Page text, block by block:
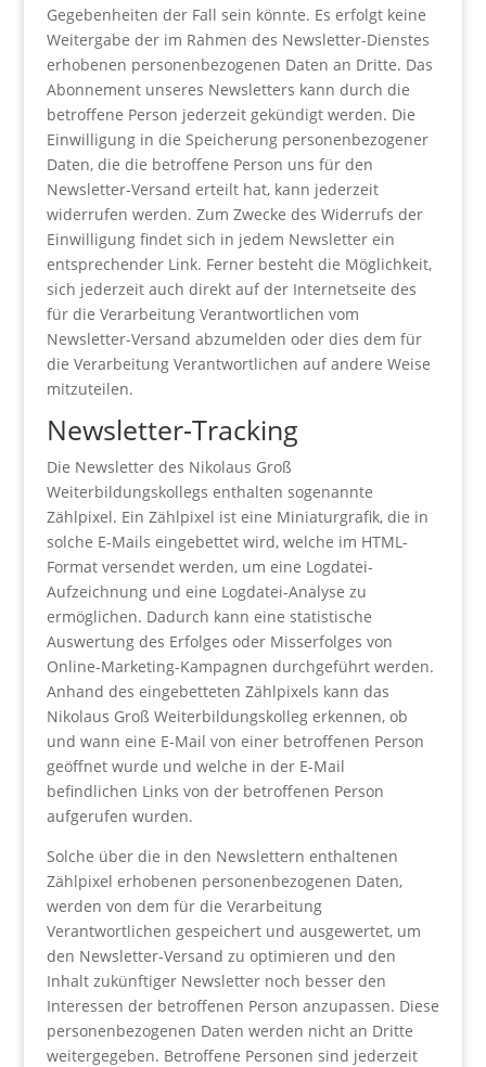
Gegebenheiten der Fall sein könnte. Es erfolgt keine
Weitergabe der im Rahmen des Newsletter-Dienstes
erhobenen personenbezogenen Daten an Dritte. Das
Abonnement unseres Newsletters kann durch die
betroffene Person jederzeit gekündigt werden. Die
Einwilligung in die Speicherung personenbezogener
Daten, die die betroffene Person uns für den
Newsletter-Versand erteilt hat, kann jederzeit
widerrufen werden. Zum Zwecke des Widerrufs der
Einwilligung findet sich in jedem Newsletter ein
entsprechender Link. Ferner besteht die Möglichkeit,
sich jederzeit auch direkt auf der Internetseite des
für die Verarbeitung Verantwortlichen vom
Newsletter-Versand abzumelden oder dies dem für
die Verarbeitung Verantwortlichen auf andere Weise
mitzuteilen.
Newsletter-Tracking
Die Newsletter des Nikolaus Groß
Weiterbildungskollegs enthalten sogenannte
Zählpixel. Ein Zählpixel ist eine Miniaturgrafik, die in
solche E-Mails eingebettet wird, welche im HTML-
Format versendet werden, um eine Logdatei-
Aufzeichnung und eine Logdatei-Analyse zu
ermöglichen. Dadurch kann eine statistische
Auswertung des Erfolges oder Misserfolges von
Online-Marketing-Kampagnen durchgeführt werden.
Anhand des eingebetteten Zählpixels kann das
Nikolaus Groß Weiterbildungskolleg erkennen, ob
und wann eine E-Mail von einer betroffenen Person
geöffnet wurde und welche in der E-Mail
befindlichen Links von der betroffenen Person
aufgerufen wurden.
Solche über die in den Newslettern enthaltenen
Zählpixel erhobenen personenbezogenen Daten,
werden von dem für die Verarbeitung
Verantwortlichen gespeichert und ausgewertet, um
den Newsletter-Versand zu optimieren und den
Inhalt zukünftiger Newsletter noch besser den
Interessen der betroffenen Person anzupassen. Diese
personenbezogenen Daten werden nicht an Dritte
weitergegeben. Betroffene Personen sind jederzeit